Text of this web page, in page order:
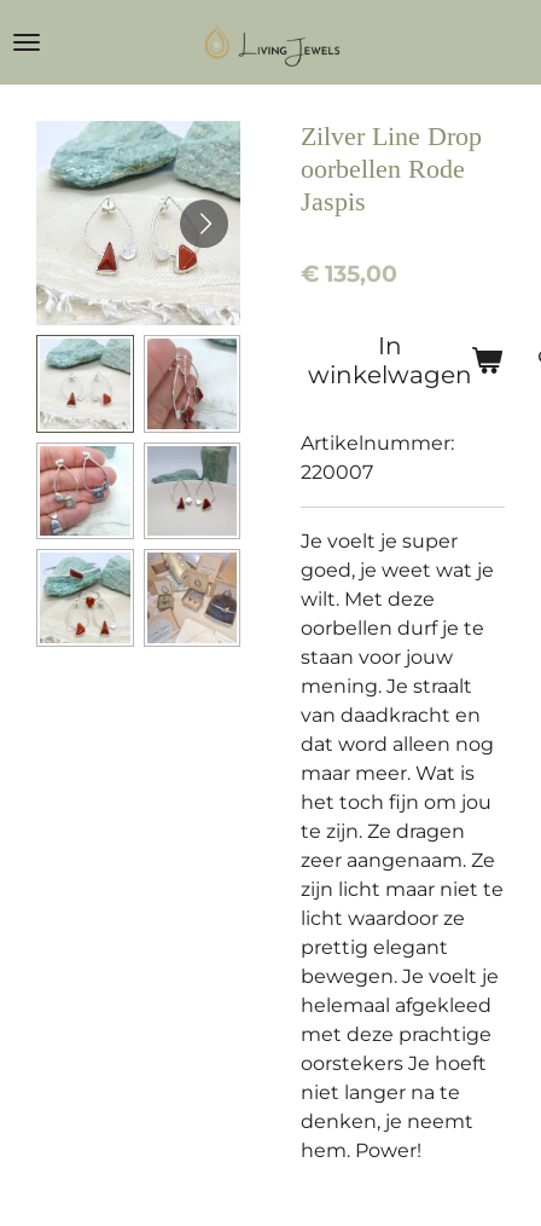
direct
naar
hoofdinhoud
Zilver Line Drop
oorbellen Rode
Jaspis
€ 135,00
In
winkelwagen
Artikelnummer:
220007
Je voelt je super
goed, je weet wat je
wilt. Met deze
oorbellen durf je te
staan voor jouw
mening. Je straalt
van daadkracht en
dat word alleen nog
maar meer. Wat is
het toch fijn om jou
te zijn. Ze dragen
zeer aangenaam. Ze
zijn licht maar niet te
licht waardoor ze
prettig elegant
bewegen. Je voelt je
helemaal afgekleed
met deze prachtige
oorstekers Je hoeft
niet langer na te
denken, je neemt
hem. Power!